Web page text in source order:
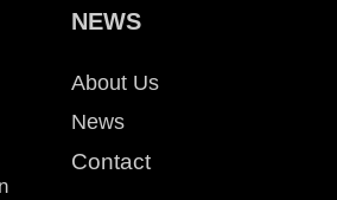
NEWS
About Us
News
Contact